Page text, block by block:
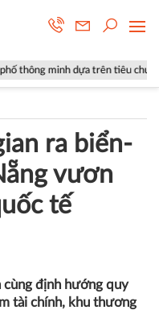
trên tiêu chuẩn ISO 37122
ra biển-
vươn
tế
định hướng quy
tài chính, khu thương